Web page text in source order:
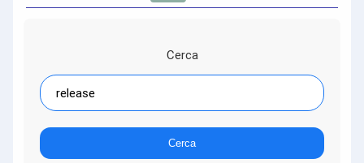
Cerca
Cerca